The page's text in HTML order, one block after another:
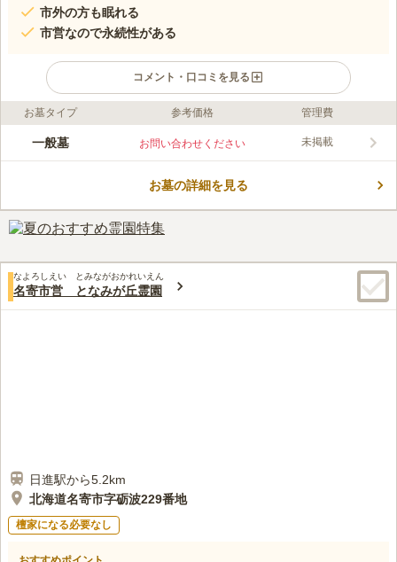
市外の方も眠れる
市営なので永続性がある
コメント・口コミを見る
ライフドット編集部のコメント
名寄市が管理する公営墓地です。 市内在住の方は1区画（3坪）
る日進湖は周囲が7.5㎞あり、春には300本のエゾヤマ桜が満開に
の前後に花見に行かれてみてはいかがでしょう。
口コミ評価
60代男性
最寄り駅からは交通は不便です。また 墓地には施設は一切ない
ので道具は持参する必要があります。準備しておいでください。
口コミの続きを読む
お墓タイプ 参考価格 管理費
一般墓 お問い合わせください 未掲載
お墓の詳細を見る
なよろしえい とみながおかれいえん
名寄市営 となみが丘霊園
日進駅から5.2km
北海道名寄市字砺波229番地
檀家になる必要なし